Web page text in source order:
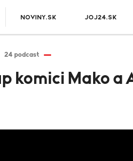
NOVINY.SK JOJ24.SK
24 podcast
komici Mako a